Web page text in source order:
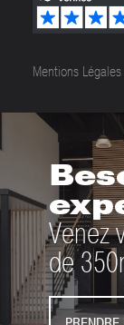
Mentions Légales
Venez
de